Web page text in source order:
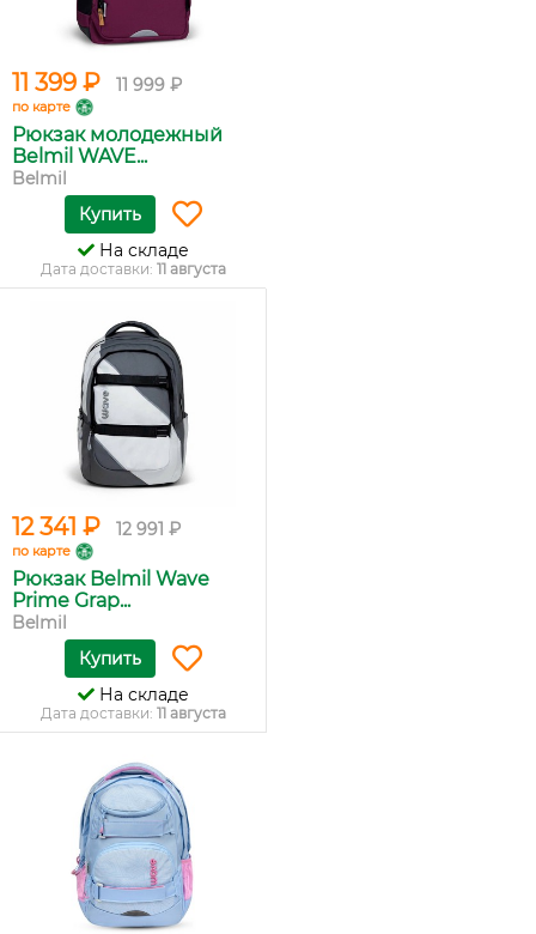
11 399 ₽ 11 999 ₽
по карте
Рюкзак молодежный
Belmil WAVE...
Belmil
Купить
На складе
Дата доставки: 11 августа
12 341 ₽ 12 991 ₽
по карте
Рюкзак Belmil Wave
Prime Grap...
Belmil
Купить
На складе
Дата доставки: 11 августа